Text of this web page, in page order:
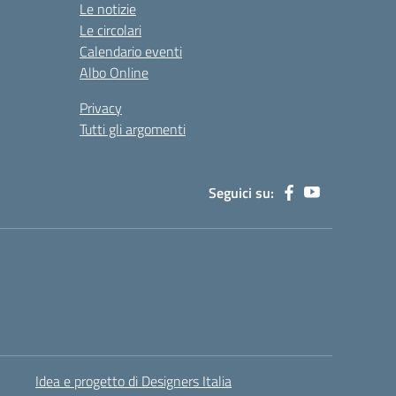
Le notizie
Le circolari
Calendario eventi
Albo Online
Privacy
Tutti gli argomenti
Seguici su:
Idea e progetto di Designers Italia